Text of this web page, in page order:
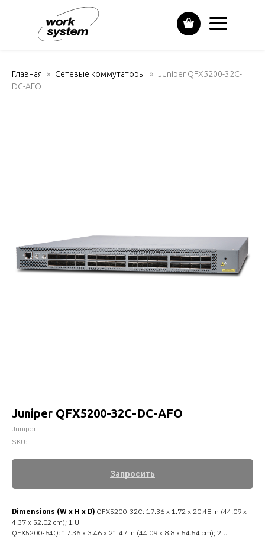
Главная Сетевые коммутаторы
Juniper QFX5200-32C-
DC-AFO
Juniper QFX5200-32C-DC-AFO
Juniper
SKU:
Запросить
Dimensions (W x H x D) QFX5200-32C: 17.36 x 1.72 x 20.48 in (44.09 x
4.37 x 52.02 cm); 1 U
QFX5200-64Q: 17.36 x 3.46 x 21.47 in (44.09 x 8.8 x 54.54 cm); 2 U